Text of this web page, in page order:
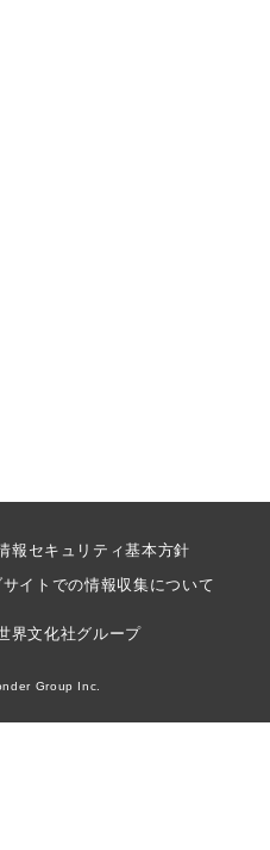
報セキュリティ基本方針
サイトでの情報収集について
界文化社グループ
Group Inc.